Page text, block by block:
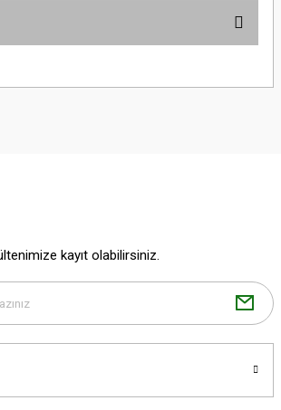
öneri formunu kullanarak tarafımıza
farklı alternatifler olmalı.
kayıt olabilirsiniz.